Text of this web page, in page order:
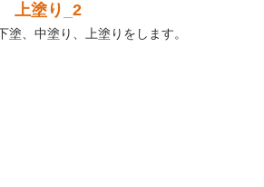
上塗り_2
塗、中塗り、上塗りをします。